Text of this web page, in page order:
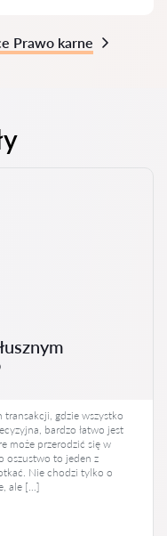
Prawo karne
gdzie wszystko
bardzo łatwo jest
może przerodzić się w
oszustwo to jeden z
Nie chodzi tylko o
ale […]